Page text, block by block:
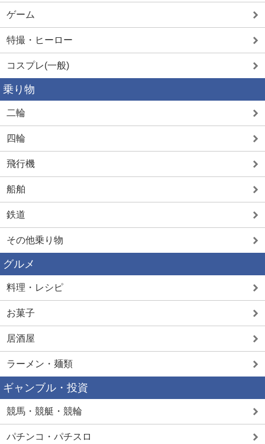
ゲーム
特撮・ヒーロー
コスプレ(一般)
乗り物
二輪
四輪
飛行機
船舶
鉄道
その他乗り物
グルメ
料理・レシピ
お菓子
居酒屋
ラーメン・麺類
ギャンブル・投資
競馬・競艇・競輪
パチンコ・パチスロ